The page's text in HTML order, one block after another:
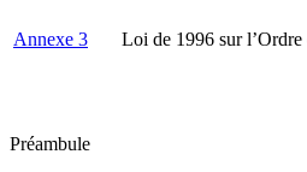
Annexe 3 Loi de 1996 sur l’Ordre
Préambule